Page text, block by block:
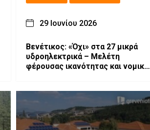
29 Ιουνίου 2026
Βενέτικος: «Όχι» στα 27 μικρά
υδροηλεκτρικά – Μελέτη
φέρουσας ικανότητας και νομικές